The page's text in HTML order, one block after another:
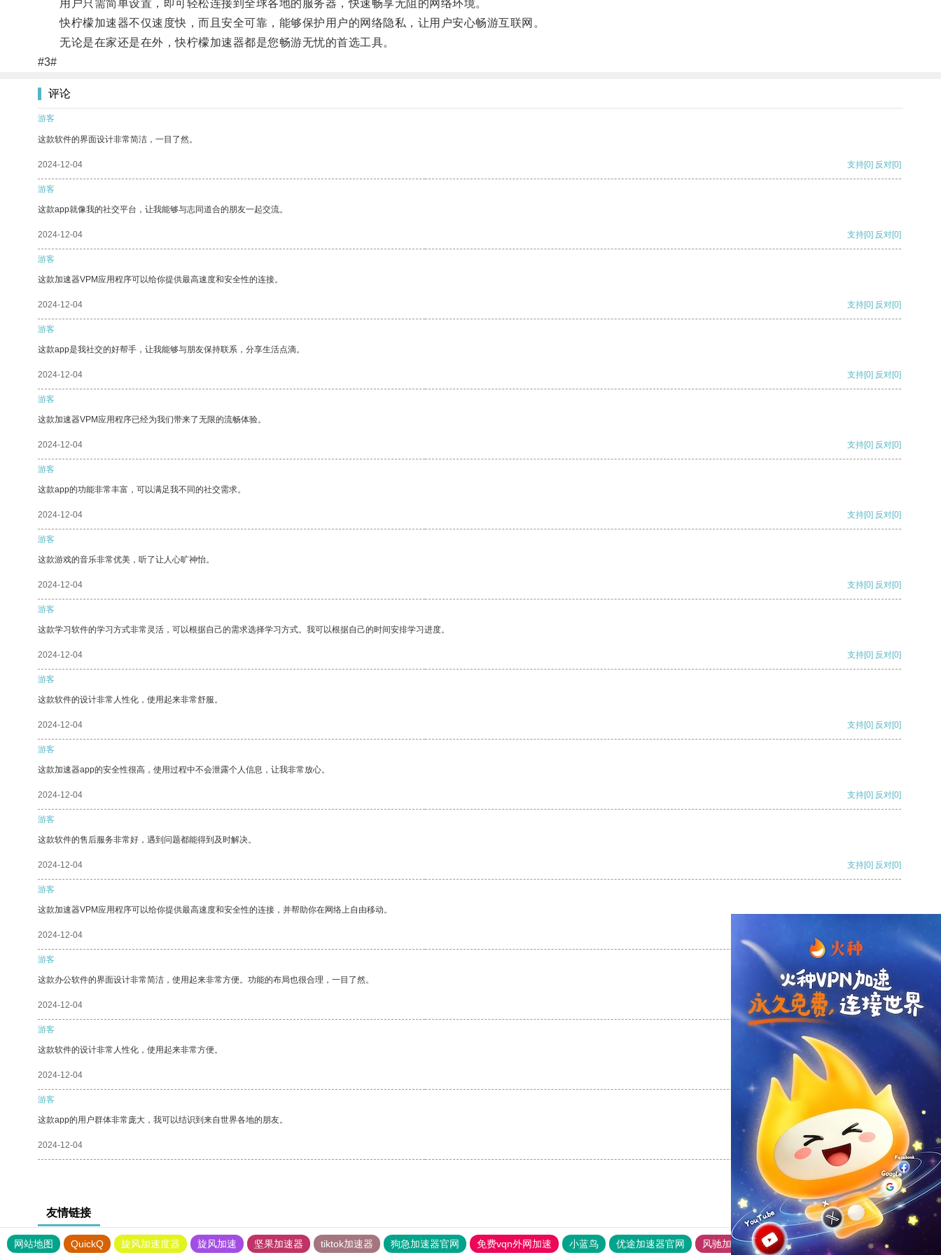
用户只需简单设置，即可轻松连接到全球各地的服务器，快速畅享无阻的网络环境。
快柠檬加速器不仅速度快，而且安全可靠，能够保护用户的网络隐私，让用户安心畅游互联网。
无论是在家还是在外，快柠檬加速器都是您畅游无忧的首选工具。
#3#
评论
游客
这款软件的界面设计非常简洁，一目了然。
2024-12-04 支持[0] 反对[0]
游客
这款app就像我的社交平台，让我能够与志同道合的朋友一起交流。
2024-12-04 支持[0] 反对[0]
游客
这款加速器VPM应用程序可以给你提供最高速度和安全性的连接。
2024-12-04 支持[0] 反对[0]
游客
这款app是我社交的好帮手，让我能够与朋友保持联系，分享生活点滴。
2024-12-04 支持[0] 反对[0]
游客
这款加速器VPM应用程序已经为我们带来了无限的流畅体验。
2024-12-04 支持[0] 反对[0]
游客
这款app的功能非常丰富，可以满足我不同的社交需求。
2024-12-04 支持[0] 反对[0]
游客
这款游戏的音乐非常优美，听了让人心旷神怡。
2024-12-04 支持[0] 反对[0]
游客
这款学习软件的学习方式非常灵活，可以根据自己的需求选择学习方式。我可以根据自己的时间安排学习进度。
2024-12-04 支持[0] 反对[0]
游客
这款软件的设计非常人性化，使用起来非常舒服。
2024-12-04 支持[0] 反对[0]
游客
这款加速器app的安全性很高，使用过程中不会泄露个人信息，让我非常放心。
2024-12-04 支持[0] 反对[0]
游客
这款软件的售后服务非常好，遇到问题都能得到及时解决。
2024-12-04 支持[0] 反对[0]
游客
这款加速器VPM应用程序可以给你提供最高速度和安全性的连接，并帮助你在网络上自由移动。
2024-12-04
游客
这款办公软件的界面设计非常简洁，使用起来非常方便。功能的布局也很合理，一目了然。
2024-12-04 支持[0] 反对[0]
游客
这款软件的设计非常人性化，使用起来非常方便。
2024-12-04 支持[0] 反对
游客
这款app的用户群体非常庞大，我可以结识到来自世界各地的朋友。
2024-12-04 支持[0] 反对[0]
友情链接
网站地图 QuickQ 旋风加速度器 旋风加速 坚果加速器 tiktok加速器 狗急加速器官网 免费vqn外网加速 小蓝鸟 优途加速器官网 风驰加速器 旋风加速器